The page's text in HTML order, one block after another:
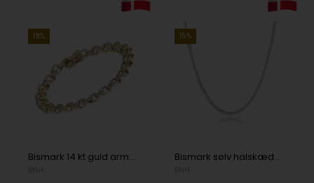
19%
Bismark 14 kt guld armbånd i flere længder
15%
Bismark sølv halskæde i flere bredder og længder